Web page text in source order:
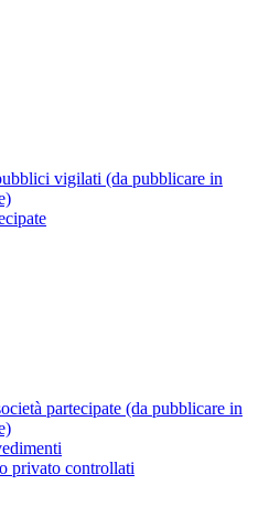
vigilati (da pubblicare in
partecipate (da pubblicare in
privato controllati